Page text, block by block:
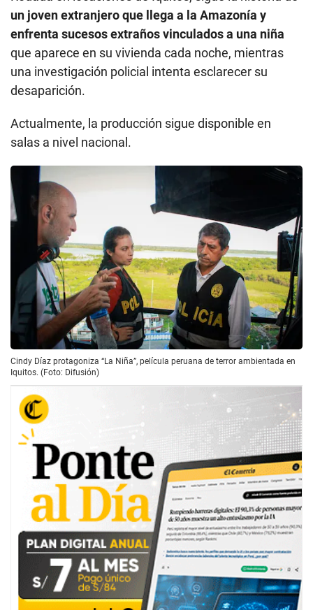
un joven extranjero que llega a la Amazonía y
enfrenta sucesos extraños vinculados a una niña
que aparece en su vivienda cada noche, mientras
una investigación policial intenta esclarecer su
desaparición.
Actualmente, la producción sigue disponible en
salas a nivel nacional.
Cindy Díaz protagoniza “La Niña”, película peruana de terror ambientada en
Iquitos. (Foto: Difusión)